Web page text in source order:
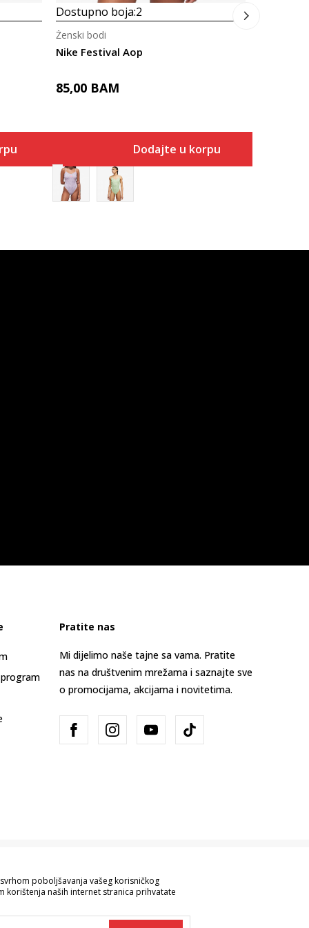
Dostupno boja:2
Nike Festival Aop
Ženski bodi
85,00 BAM
Dodajte u korpu
Pratite nas
Mi dijelimo naše tajne sa vama. Pratite
nas na društvenim mrežama i saznajte sve
o promocijama, akcijama i novitetima.
kompletne i bez grešaka.
možete provjeriti pozivom na broj
poboljšavanja vašeg korisničkog
korištenja naših internet stranica prihvatate